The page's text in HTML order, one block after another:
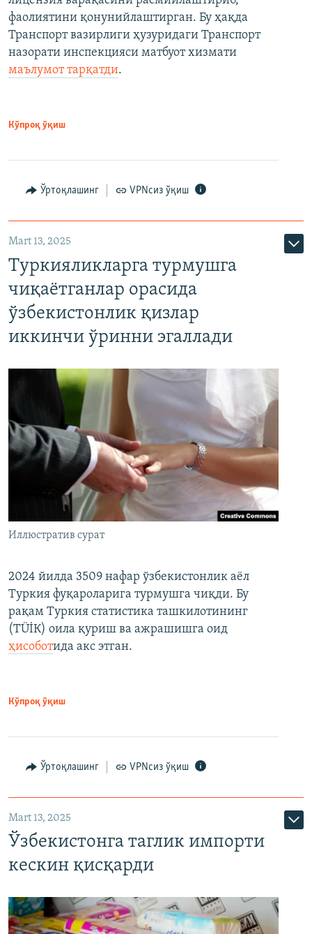
фаолиятини қонунийлаштирган. Бу ҳақда
Транспорт вазирлиги ҳузуридаги Транспорт
назорати инспекцияси матбуот хизмати
маълумот тарқатди.
Кўпроқ ўқиш
Ўртоқлашинг VPNсиз ўқиш
Mart 13, 2025
Туркияликларга турмушга
чиқаётганлар орасида
ўзбекистонлик қизлар
иккинчи ўринни эгаллади
Иллюстратив сурат
2024 йилда 3509 нафар ўзбекистонлик аёл
Туркия фуқароларига турмушга чиқди. Бу
рақам Туркия статистика ташкилотининг
(ТÜİК) оила қуриш ва ажрашишга оид
ҳисоботида акс этган.
Кўпроқ ўқиш
Ўртоқлашинг VPNсиз ўқиш
Mart 13, 2025
Ўзбекистонга таглик импорти
кескин қисқарди